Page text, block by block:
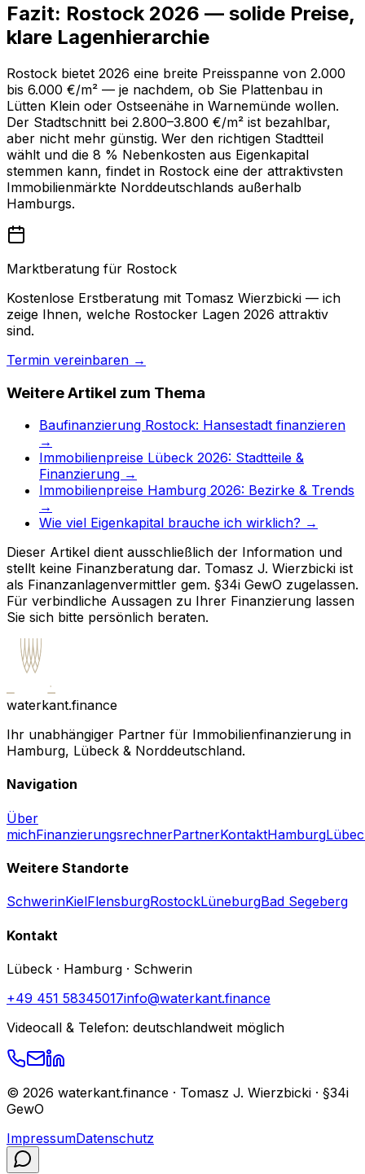
Fazit: Rostock 2026 — solide Preise,
klare Lagenhierarchie
Rostock bietet 2026 eine breite Preisspanne von 2.000
bis 6.000 €/m² — je nachdem, ob Sie Plattenbau in
Lütten Klein oder Ostseenähe in Warnemünde wollen.
Der Stadtschnitt bei 2.800–3.800 €/m² ist bezahlbar,
aber nicht mehr günstig. Wer den richtigen Stadtteil
wählt und die 8 % Nebenkosten aus Eigenkapital
stemmen kann, findet in Rostock eine der attraktivsten
Immobilienmärkte Norddeutschlands außerhalb
Hamburgs.
Marktberatung für Rostock
Kostenlose Erstberatung mit Tomasz Wierzbicki — ich
zeige Ihnen, welche Rostocker Lagen 2026 attraktiv
sind.
Termin vereinbaren →
Weitere Artikel zum Thema
Baufinanzierung Rostock: Hansestadt finanzieren
→
Immobilienpreise Lübeck 2026: Stadtteile &
Finanzierung →
Immobilienpreise Hamburg 2026: Bezirke & Trends
→
Wie viel Eigenkapital brauche ich wirklich? →
Dieser Artikel dient ausschließlich der Information und
stellt keine Finanzberatung dar. Tomasz J. Wierzbicki ist
als Finanzanlagenvermittler gem. §34i GewO zugelassen.
Für verbindliche Aussagen zu Ihrer Finanzierung lassen
Sie sich bitte persönlich beraten.
waterkant.finance
Ihr unabhängiger Partner für Immobilienfinanzierung in
Hamburg, Lübeck & Norddeutschland.
Navigation
Über
michFinanzierungsrechnerPartnerKontaktHamburg
Weitere Standorte
SchwerinKielFlensburgRostockLüneburgBad Segeberg
Kontakt
Lübeck · Hamburg · Schwerin
+49 451 58345017info@waterkant.finance
Videocall & Telefon: deutschlandweit möglich
© 2026 waterkant.finance · Tomasz J. Wierzbicki · §34i
GewO
ImpressumDatenschutz